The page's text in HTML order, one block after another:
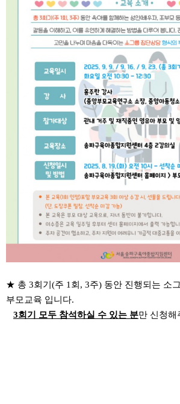
★ 총 3회기(주 1회, 3주) 동안 진행되는 소
부모교육 입니다.
3회기 모두 참석하실 수 있는 분만 신청해